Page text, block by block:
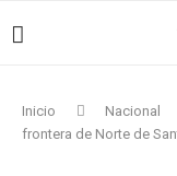
Inicio Nacional
frontera de Norte de